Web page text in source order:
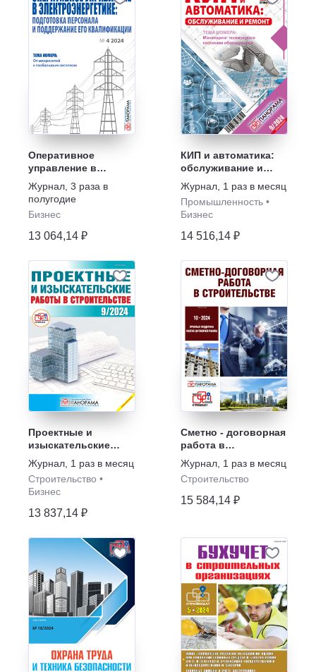
Оперативное
управление в
электроэнергетике:
подготовка
персонала и
поддержание его
квалификации
Журнал 3 раза в
полугодие
Бизнес
13 064,14 ₽
КИП и автоматика:
обслуживание и
ремонт
Журнал 1 раз в месяц
Промышленность •
Бизнес
14 516,14 ₽
Проектные и
изыскательские
работы в
строительстве
Журнал 1 раз в месяц
Строительство •
Бизнес
13 837,14 ₽
Сметно - договорная
работа в
строительстве
Журнал 1 раз в месяц
Строительство
15 584,14 ₽